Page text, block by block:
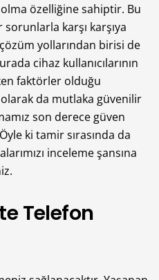
özelliğine sahiptir. Bu
karşı karşıya
çözüm yollarından birisi de
cihaz kullanıcılarının
faktörler olduğu
da mutlaka güvenilir
son derece güven
ki tamir sırasında da
inceleme şansına
Telefon